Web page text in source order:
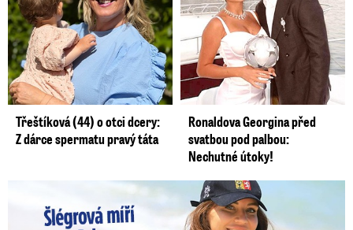
Třeštíková (44) o otci dcery:
Z dárce spermatu pravý táta
Ronaldova Georgina před
svatbou pod palbou:
Nechutné útoky!
Lucie Šlégrová míří na Primu. Překvapení pro sporťáky!